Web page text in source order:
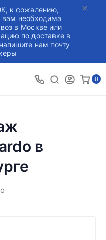
к сожалению,
вам необходима
в Москве или
по доставке в
нам почту
0
в